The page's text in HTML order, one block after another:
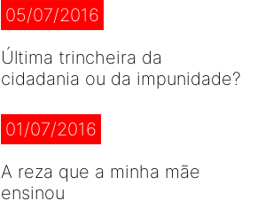
05/07/2016
Última trincheira da
cidadania ou da impunidade?
01/07/2016
A reza que a minha mãe
ensinou